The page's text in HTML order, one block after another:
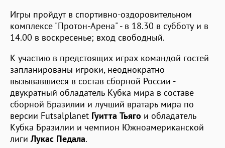
Игры пройдут в спортивно-оздоровительном
комплексе "Протон-Арена" - в 18.30 в субботу и в
14.00 в воскресенье; вход свободный.
К участию в предстоящих играх командой гостей
запланированы игроки, неоднократно
вызывавшиеся в состав сборной России -
двукратный обладатель Кубка мира в составе
сборной Бразилии и лучший вратарь мира по
версии Futsalplanet Гуитта Тьяго и обладатель
Кубка Бразилии и чемпион Южноамериканской
лигиЛукас Педала.